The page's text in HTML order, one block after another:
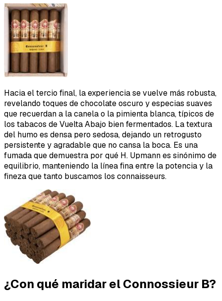
Hacia el tercio final, la experiencia se vuelve más robusta,
revelando toques de chocolate oscuro y especias suaves
que recuerdan a la canela o la pimienta blanca, típicos de
los tabacos de Vuelta Abajo bien fermentados. La textura
del humo es densa pero sedosa, dejando un retrogusto
persistente y agradable que no cansa la boca. Es una
fumada que demuestra por qué H. Upmann es sinónimo de
equilibrio, manteniendo la línea fina entre la potencia y la
fineza que tanto buscamos los connaisseurs.
¿Con qué maridar el Connossieur B?